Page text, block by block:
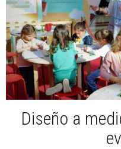
Diseño a